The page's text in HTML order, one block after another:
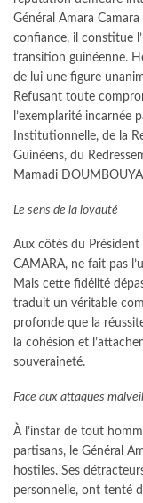
Général Amara
confiance, il constitue
transition guinéenne.
de lui une figure
Refusant toute
l’exemplarité incarnée
Institutionnelle, de la
Guinéens, du
Mamadi
Le sens de la loyauté
Aux côtés du
CAMARA, ne fait pas
Mais cette fidélité
traduit un véritable
profonde que la
la cohésion et
souveraineté.
Face aux attaques
À l’instar de tout
partisans, le Général
hostiles. Ses
personnelle, ont tenté